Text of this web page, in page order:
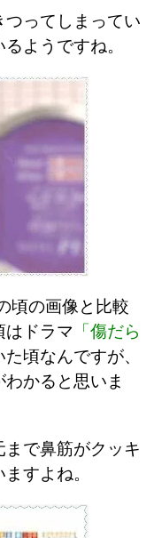
つってしまってい
ようですね。
頃の画像と比較
はドラマ 「傷だら
頃なんですが、
かると思いま
まで鼻筋がクッキ
すよね。